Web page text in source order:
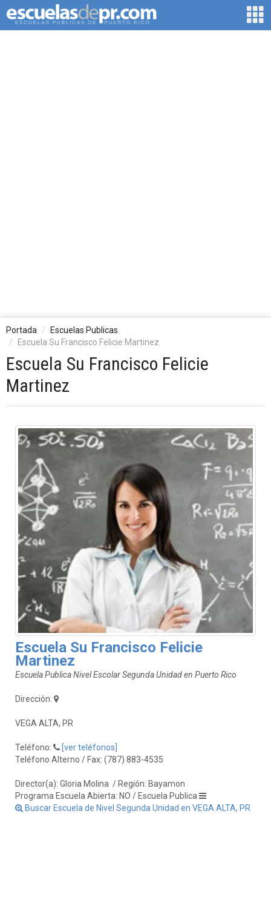
Portada
Escuelas Publicas
Escuela Su Francisco Felicie Martinez
Escuela Su Francisco Felicie
Martinez
Escuela Su Francisco Felicie
Martinez
Escuela Publica Nivel Escolar Segunda Unidad en Puerto Rico
Dirección:
VEGA ALTA, PR
Teléfono:
[ver teléfonos]
Teléfono Alterno / Fax: (787) 883-4535
Director(a): Gloria Molina / Región: Bayamon
Programa Escuela Abierta: NO / Escuela Publica
Buscar Escuela de Nivel Segunda Unidad en VEGA ALTA, PR